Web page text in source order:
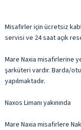
Misafirler için ücretsiz
servisi ve 24 saat açık
Mare Naxia misafirlerine
şarküteri vardır. Barda/
yapılmaktadır.
Naxos Limanı yakınında
Mare Naxia misafirlere